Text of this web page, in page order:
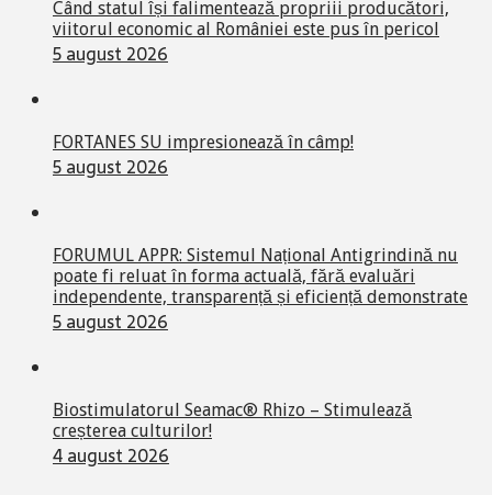
Când statul își falimentează propriii producători,
viitorul economic al României este pus în pericol
5 august 2026
FORTANES SU impresionează în câmp!
5 august 2026
FORUMUL APPR: Sistemul Național Antigrindină nu
poate fi reluat în forma actuală, fără evaluări
independente, transparență și eficiență demonstrate
5 august 2026
Biostimulatorul Seamac® Rhizo – Stimulează
creșterea culturilor!
4 august 2026